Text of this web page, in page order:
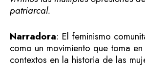
patriarcal.
Narradora: El feminismo
como un movimiento que toma
contextos en la historia de las